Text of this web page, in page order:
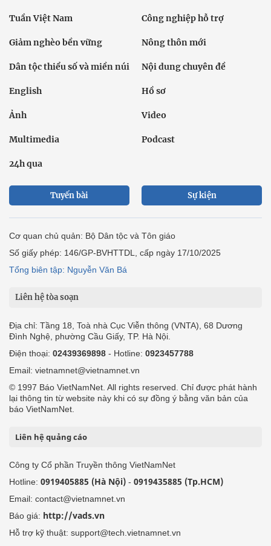
Tuần Việt Nam Công nghiệp hỗ trợ
Giảm nghèo bền vững Nông thôn mới
Dân tộc thiểu số và miền núi Nội dung chuyên đề
English Hồ sơ
Ảnh Video
Multimedia Podcast
24h qua
Tuyến bài Sự kiện
Cơ quan chủ quản: Bộ Dân tộc và Tôn giáo
Số giấy phép: 146/GP-BVHTTDL, cấp ngày 17/10/2025
Tổng biên tập: Nguyễn Văn Bá
Liên hệ tòa soạn
Địa chỉ: Tầng 18, Toà nhà Cục Viễn thông (VNTA), 68 Dương
Đình Nghệ, phường Cầu Giấy, TP. Hà Nội.
Điện thoại: 02439369898 - Hotline: 0923457788
Email: vietnamnet@vietnamnet.vn
© 1997 Báo VietNamNet. All rights reserved. Chỉ được phát hành
lại thông tin từ website này khi có sự đồng ý bằng văn bản của
báo VietNamNet.
Liên hệ quảng cáo
Công ty Cổ phần Truyền thông VietNamNet
Hotline: 0919405885 (Hà Nội) - 0919435885 (Tp.HCM)
Email: contact@vietnamnet.vn
Báo giá: http://vads.vn
Hỗ trợ kỹ thuật: support@tech.vietnamnet.vn